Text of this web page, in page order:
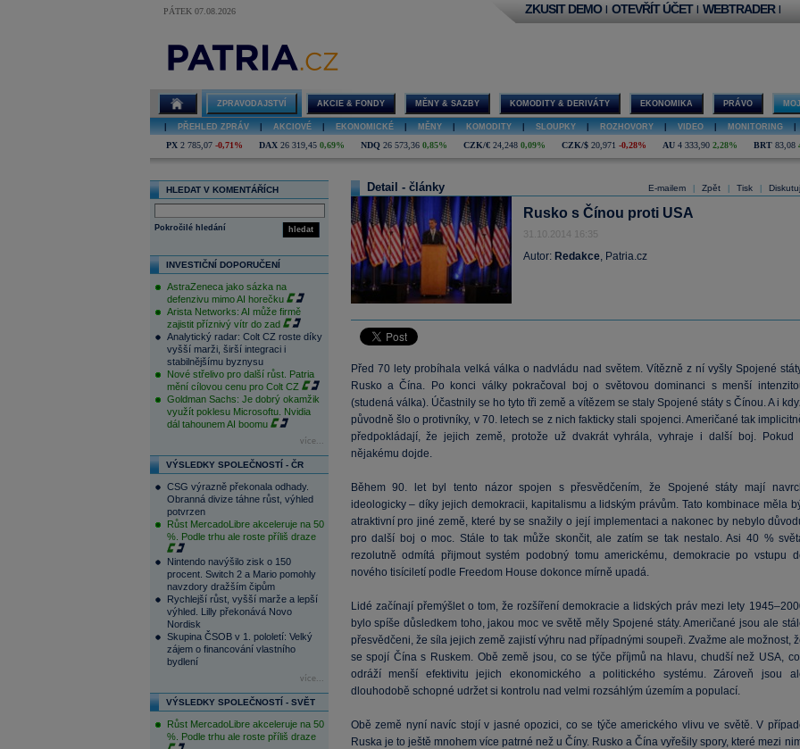
PÁTEK 07.08.2026 ZKUSIT DEMO | OTEVŘÍT ÚČET | WEBTRADER |
ZPRAVODAJSTVÍ AKCIE & FONDY MĚNY & SAZBY KOMODITY & DERIVÁTY EKONOMIKA PRÁVO
PŘEHLED ZPRÁV AKCIOVÉ EKONOMICKÉ MĚNY KOMODITY SLOUPKY ROZHOVORY VIDEO MONITORING
PX 2 785,07 -0,71% DAX 26 319,45 0,69% NDQ 26 573,36 0,85% CZK/€ 24,248 0,09% CZK/$ 20,971 -0,28% AU 4 333,90 2,28% BRT 83,08
HLEDAT V KOMENTÁŘÍCH
hledat
Pokročilé hledání
INVESTIČNÍ DOPORUČENÍ
AstraZeneca jako sázka na
defenzivu mimo AI horečku
Arista Networks: AI může firmě
zajistit příznivý vítr do zad
Analytický radar: Colt CZ roste díky
vyšší marži, širší integraci i
stabilnějšímu byznysu
Nové střelivo pro další růst. Patria
mění cílovou cenu pro Colt CZ
Goldman Sachs: Je dobrý okamžik
využít poklesu Microsoftu. Nvidia
dál tahounem AI boomu
více...
VÝSLEDKY SPOLEČNOSTÍ - ČR
CSG výrazně překonala odhady.
Obranná divize táhne růst, výhled
potvrzen
Růst MercadoLibre akceleruje na 50
%. Podle trhu ale roste příliš draze
Nintendo navýšilo zisk o 150
procent. Switch 2 a Mario pomohly
navzdory dražším čipům
Rychlejší růst, vyšší marže a lepší
výhled. Lilly překonává Novo
Nordisk
Skupina ČSOB v 1. pololetí: Velký
zájem o financování vlastního
bydlení
více...
VÝSLEDKY SPOLEČNOSTÍ - SVĚT
Růst MercadoLibre akceleruje na 50
%. Podle trhu ale roste příliš draze
E-mailem Zpět Tisk Diskutuj
Detail - články
Rusko s Čínou proti USA
31.10.2014 16:35
Autor: Redakce, Patria.cz
Před 70 lety probíhala velká válka o nadvládu nad světem. Vítězně z ní vyšly Spojené
Rusko a Čína. Po konci války pokračoval boj o světovou dominanci s menší
(studená válka). Účastnily se ho tyto tři země a vítězem se staly Spojené státy s Čínou. A i
původně šlo o protivníky, v 70. letech se z nich fakticky stali spojenci. Američané tak
předpokládají, že jejich země, protože už dvakrát vyhrála, vyhraje i další boj. Pokud
nějakému dojde.
Během 90. let byl tento názor spojen s přesvědčením, že Spojené státy mají
ideologicky – díky jejich demokracii, kapitalismu a lidským právům. Tato kombinace měla
atraktivní pro jiné země, které by se snažily o její implementaci a nakonec by nebylo
pro další boj o moc. Stále to tak může skončit, ale zatím se tak nestalo. Asi 40 %
rezolutně odmítá přijmout systém podobný tomu americkému, demokracie po vstupu
nového tisíciletí podle Freedom House dokonce mírně upadá.
Lidé začínají přemýšlet o tom, že rozšíření demokracie a lidských práv mezi lety
bylo spíše důsledkem toho, jakou moc ve světě měly Spojené státy. Američané jsou ale
přesvědčeni, že síla jejich země zajistí výhru nad případnými soupeři. Zvažme ale možnost,
se spojí Čína s Ruskem. Obě země jsou, co se týče příjmů na hlavu, chudší než USA,
odráží menší efektivitu jejich ekonomického a politického systému. Zároveň jsou
dlouhodobě schopné udržet si kontrolu nad velmi rozsáhlým územím a populací.
Obě země nyní navíc stojí v jasné opozici, co se týče amerického vlivu ve světě. V
Ruska je to ještě mnohem více patrné než u Číny. Rusko a Čína vyřešily spory, které mezi